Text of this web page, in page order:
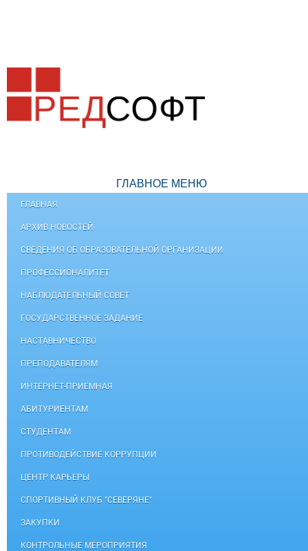
ГЛАВНОЕ МЕНЮ
ГЛАВНАЯ
АРХИВ НОВОСТЕЙ
СВЕДЕНИЯ ОБ ОБРАЗОВАТЕЛЬНОЙ ОРГАНИЗАЦИИ
ПРОФЕССИОНАЛИТЕТ
НАБЛЮДАТЕЛЬНЫЙ СОВЕТ
ГОСУДАРСТВЕННОЕ ЗАДАНИЕ
НАСТАВНИЧЕСТВО
ПРЕПОДАВАТЕЛЯМ
ИНТЕРНЕТ-ПРИЕМНАЯ
АБИТУРИЕНТАМ
СТУДЕНТАМ
ПРОТИВОДЕЙСТВИЕ КОРРУПЦИИ
ЦЕНТР КАРЬЕРЫ
СПОРТИВНЫЙ КЛУБ "СЕВЕРЯНЕ"
ЗАКУПКИ
КОНТРОЛЬНЫЕ МЕРОПРИЯТИЯ